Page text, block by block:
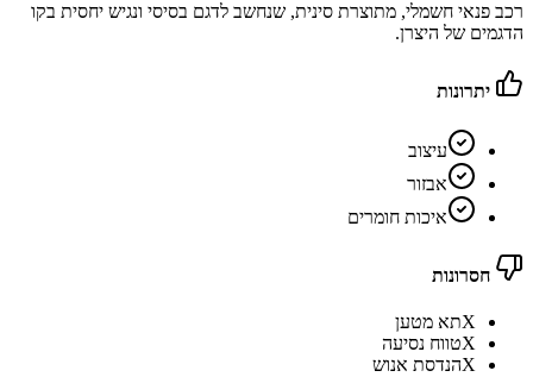
רכב פנאי חשמלי, מתוצרת סינית, שנחשב לדגם בסיסי ונגיש יחסית בקו
הדגמים של היצרן.
יתרונות
עיצוב
אבזור
איכות חומרים
חסרונות
Xתא מטען
Xטווח נסיעה
Xהנדסת אנוש